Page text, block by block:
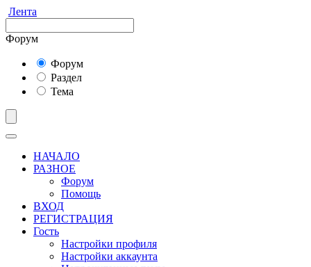
Лента
Форум
Форум
Раздел
Тема
НАЧАЛО
РАЗНОЕ
Форум
Помощь
ВХОД
РЕГИСТРАЦИЯ
Гость
Настройки профиля
Настройки аккаунта